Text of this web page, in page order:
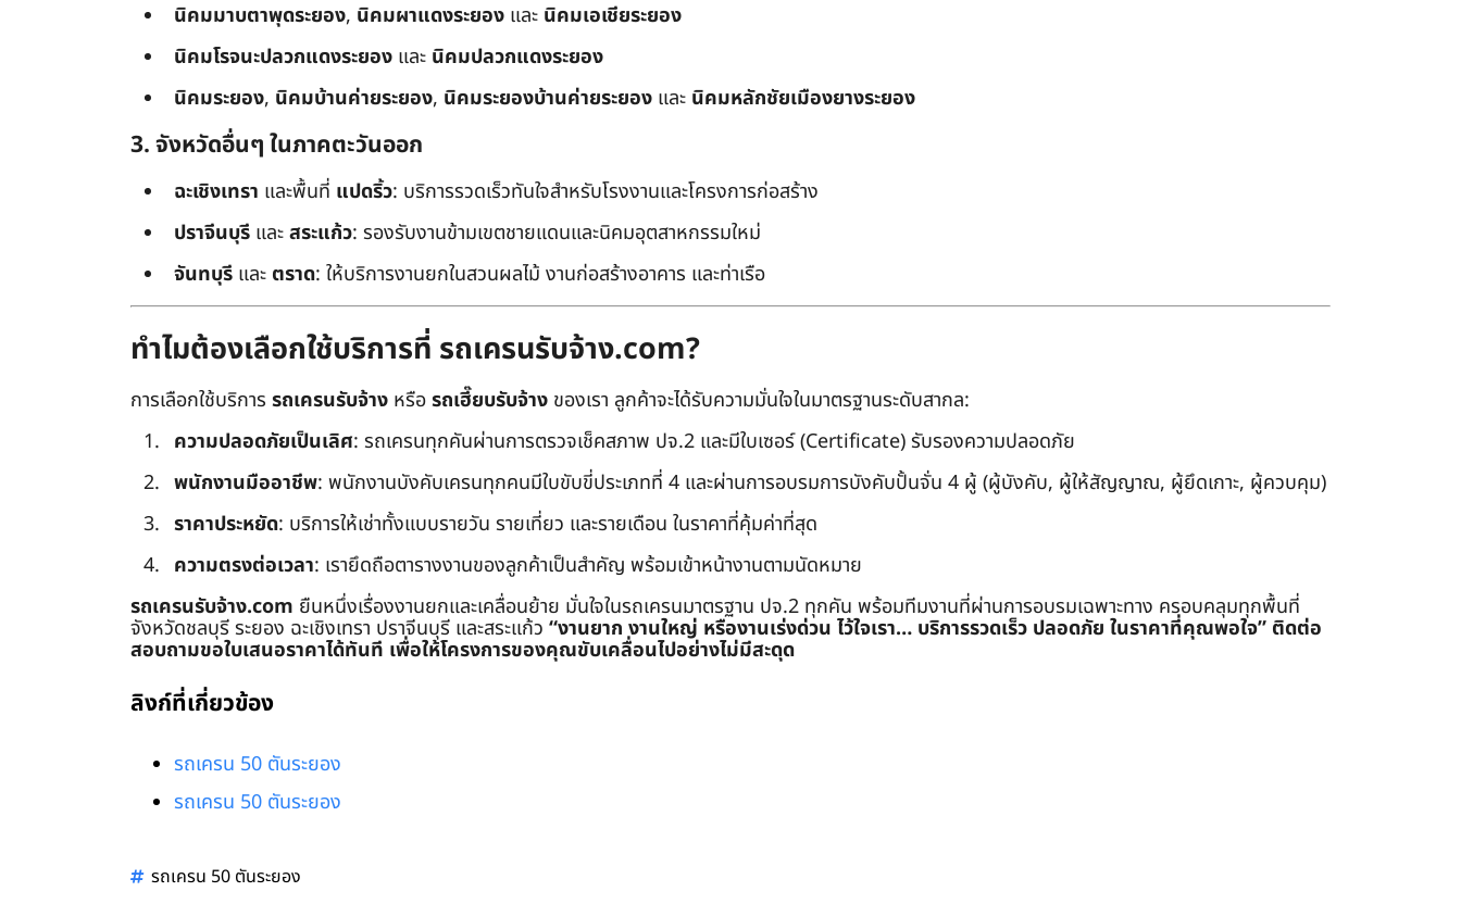
นิคมมาบตาพุดระยอง, นิคมผาแดงระยอง และ นิคมเอเชียระยอง
นิคมโรจนะปลวกแดงระยอง และ นิคมปลวกแดงระยอง
นิคมระยอง, นิคมบ้านค่ายระยอง, นิคมระยองบ้านค่ายระยอง และ นิคมหลักชัยเมืองยางระยอง
3. จังหวัดอื่นๆ ในภาคตะวันออก
ฉะเชิงเทรา และพื้นที่ แปดริ้ว: บริการรวดเร็วทันใจสำหรับโรงงานและโครงการก่อสร้าง
ปราจีนบุรี และสระแก้ว: รองรับงานข้ามเขตชายแดนและนิคมอุตสาหกรรมใหม่
จันทบุรี และ ตราด: ให้บริการงานยกในสวนผลไม้ งานก่อสร้างอาคาร และท่าเรือ
ทำไมต้องเลือกใช้บริการที่ รถเครนรับจ้าง.com?
การเลือกใช้บริการ รถเครนรับจ้าง หรือรถเฮี๊ยบรับจ้าง ของเรา ลูกค้าจะได้รับความมั่นใจในมาตรฐานระดับสากล:
ความปลอดภัยเป็นเลิศ: รถเครนทุกคันผ่านการตรวจเช็คสภาพ ปจ.2 และมีใบเซอร์ (Certificate) รับรองความปลอดภัย
พนักงานมืออาชีพ: พนักงานบังคับเครนทุกคนมีใบขับขี่ประเภทที่ 4 และผ่านการอบรมการบังคับปั้นจั่น 4 ผู้ (ผู้บังคับ, ผู้ให้สัญญาณ, ผู้ยึดเกาะ, ผู้ควบคุม)
ราคาประหยัด: บริการให้เช่าทั้งแบบรายวัน รายเที่ยว และรายเดือน ในราคาที่คุ้มค่าที่สุด
ความตรงต่อเวลา: เรายึดถือตารางงานของลูกค้าเป็นสำคัญ พร้อมเข้าหน้างานตามนัดหมาย
รถเครนรับจ้าง.com ยืนหนึ่งเรื่องงานยกและเคลื่อนย้าย มั่นใจในรถเครนมาตรฐาน ปจ.2 ทุกคัน พร้อมทีมงานที่ผ่านการอบรมเฉพาะทาง ครอบคลุมทุกพื้นที่
จังหวัดชลบุรี ระยอง ฉะเชิงเทรา ปราจีนบุรี และสระแก้ว “งานยาก งานใหญ่ หรืองานเร่งด่วน ไว้ใจเรา… บริการรวดเร็ว ปลอดภัย ในราคาที่คุณพอใจ” ติดต่อ
สอบถามขอใบเสนอราคาได้ทันที เพื่อให้โครงการของคุณขับเคลื่อนไปอย่างไม่มีสะดุด
ลิงก์ที่เกี่ยวข้อง
รถเครน 50 ตันระยอง
รถเครน 50 ตันระยอง
รถเครน 50 ตันระยอง